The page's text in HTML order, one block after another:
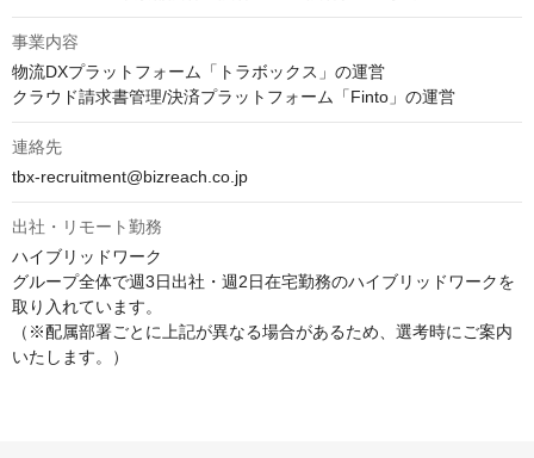
事業内容
物流DXプラットフォーム「トラボックス」の運営
クラウド請求書管理/決済プラットフォーム「Finto」の運営
連絡先
tbx-recruitment@bizreach.co.jp
出社・リモート勤務
ハイブリッドワーク
グループ全体で週3日出社・週2日在宅勤務のハイブリッドワークを
取り入れています。
（※配属部署ごとに上記が異なる場合があるため、選考時にご案内
いたします。）